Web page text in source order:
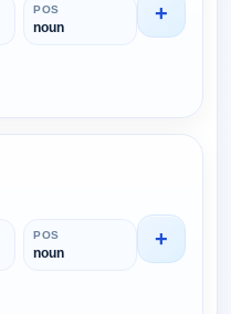
POS
noun
+
POS
noun
+